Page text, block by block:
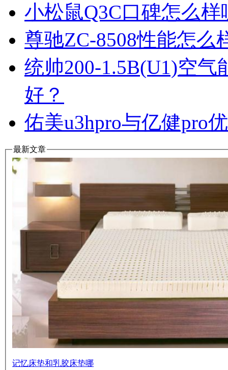
小松鼠Q3C口碑怎么
尊驰ZC-8508性能怎么
统帅200-1.5B(U1)空
好？
佑美u3hpro与亿健pro
最新文章
记忆床垫和乳胶床垫哪